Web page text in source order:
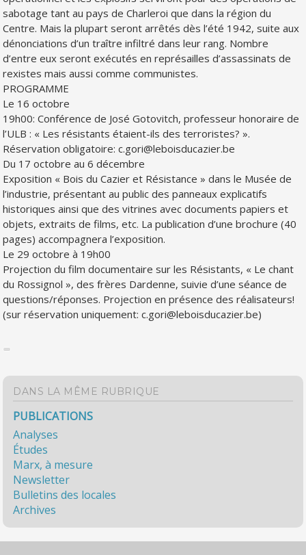
sabotage tant au pays de Charleroi que dans la région du
Centre. Mais la plupart seront arrêtés dès l’été 1942, suite aux
dénonciations d’un traître infiltré dans leur rang. Nombre
d’entre eux seront exécutés en représailles d’assassinats de
rexistes mais aussi comme communistes.
PROGRAMME
Le 16 octobre
19h00: Conférence de José Gotovitch, professeur honoraire de
l’ULB : « Les résistants étaient-ils des terroristes? ».
Réservation obligatoire: c.gori@leboisducazier.be
Du 17 octobre au 6 décembre
Exposition « Bois du Cazier et Résistance » dans le Musée de
l’industrie, présentant au public des panneaux explicatifs
historiques ainsi que des vitrines avec documents papiers et
objets, extraits de films, etc. La publication d’une brochure (40
pages) accompagnera l’exposition.
Le 29 octobre à 19h00
Projection du film documentaire sur les Résistants, « Le chant
du Rossignol », des frères Dardenne, suivie d’une séance de
questions/réponses. Projection en présence des réalisateurs!
(sur réservation uniquement: c.gori@leboisducazier.be)
DANS LA MÊME RUBRIQUE
PUBLICATIONS
Analyses
Études
Marx, à mesure
Newsletter
Bulletins des locales
Archives